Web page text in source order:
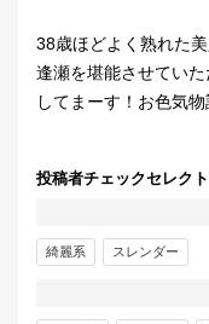
38歳ほどよく熟れた
逢瀬を堪能させてい
してまーす！お色気
投稿者チェックセレクト
綺麗系 スレンダー